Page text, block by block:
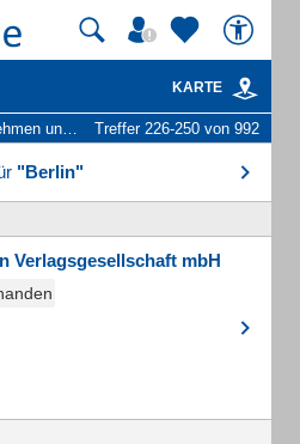
KARTE
Personen Treffer 226-250 von 992
"Berlin"
Verlagsgesellschaft mbH